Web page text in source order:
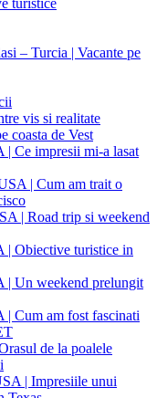
turistice
– Turcia | Vacante pe
vis si realitate
coasta de Vest
Ce impresii mi-a lasat
| Cum am trait o
| Road trip si weekend
| Obiective turistice in
| Un weekend prelungit
Cum am fost fascinati
de la poalele
| Impresiile unui